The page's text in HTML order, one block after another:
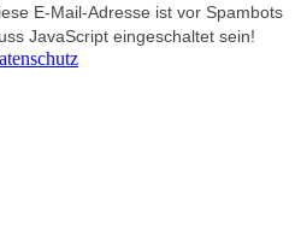
E-Mail-Adresse ist vor Spambots
JavaScript eingeschaltet sein!